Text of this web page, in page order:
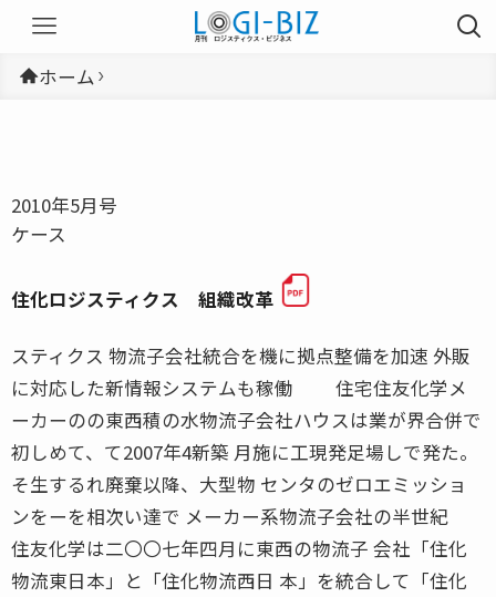
ホーム
2010年5月号
ケース
住化ロジスティクス 組織改革
スティクス 物流子会社統合を機に拠点整備を加速 外販
に対応した新情報システムも稼働 住宅住友化学メ
ーカーのの東西積の水物流子会社ハウスは業が界合併で
初しめて、て2007年4新築 月施に工現発足場しで発た。
そ生するれ廃棄以降、大型物 センタのゼロエミッショ
ンをーを相次い達で メーカー系物流子会社の半世紀
住友化学は二〇〇七年四月に東西の物流子 会社「住化
物流東日本」と「住化物流西日 本」を統合して「住化